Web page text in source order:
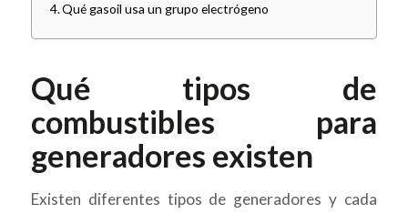
Qué gasoil usa un grupo electrógeno
Qué tipos de
combustibles para
generadores existen
Existen diferentes tipos de generadores y cada